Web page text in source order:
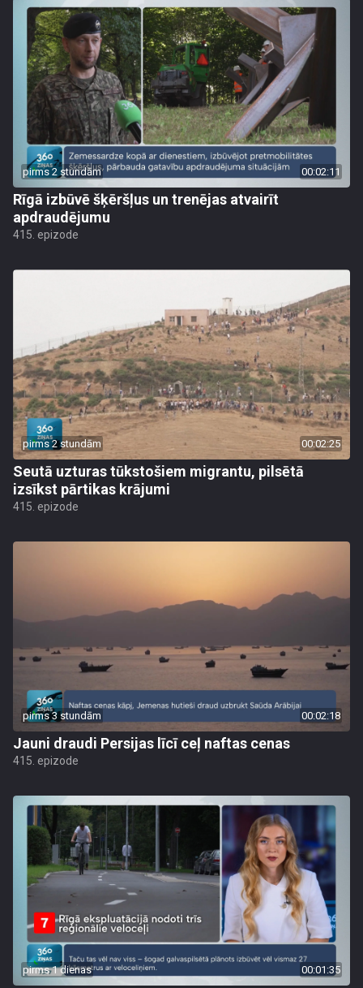
pirms 2 stundām 00:02:11
Rīgā izbūvē šķēršļus un trenējas atvairīt
apdraudējumu
415. epizode
pirms 2 stundām 00:02:25
Seutā uzturas tūkstošiem migrantu, pilsētā
izsīkst pārtikas krājumi
415. epizode
pirms 3 stundām 00:02:18
Jauni draudi Persijas līcī ceļ naftas cenas
415. epizode
pirms 1 dienas 00:01:35